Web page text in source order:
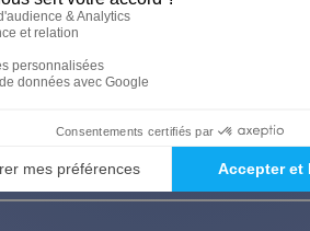
prix les + bas